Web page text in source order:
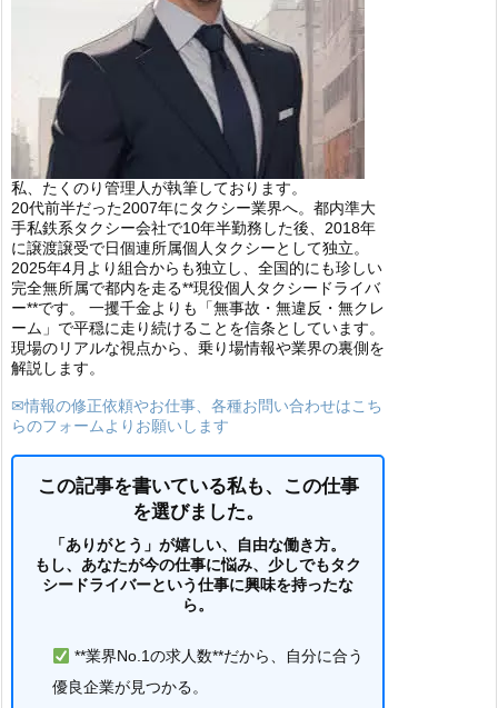
私、たくのり管理人が執筆しております。
20代前半だった2007年にタクシー業界へ。都内準大
手私鉄系タクシー会社で10年半勤務した後、2018年
に譲渡譲受で日個連所属個人タクシーとして独立。
2025年4月より組合からも独立し、全国的にも珍しい
完全無所属で都内を走る**現役個人タクシードライバ
ー**です。 一攫千金よりも「無事故・無違反・無クレ
ーム」で平穏に走り続けることを信条としています。
現場のリアルな視点から、乗り場情報や業界の裏側を
解説します。
✉情報の修正依頼やお仕事、各種お問い合わせはこち
らのフォームよりお願いします
この記事を書いている私も、この仕事
を選びました。
「ありがとう」が嬉しい、自由な働き方。
もし、あなたが今の仕事に悩み、少しでもタク
シードライバーという仕事に興味を持ったな
ら。
**業界No.1の求人数**だから、自分に合う
優良企業が見つかる。